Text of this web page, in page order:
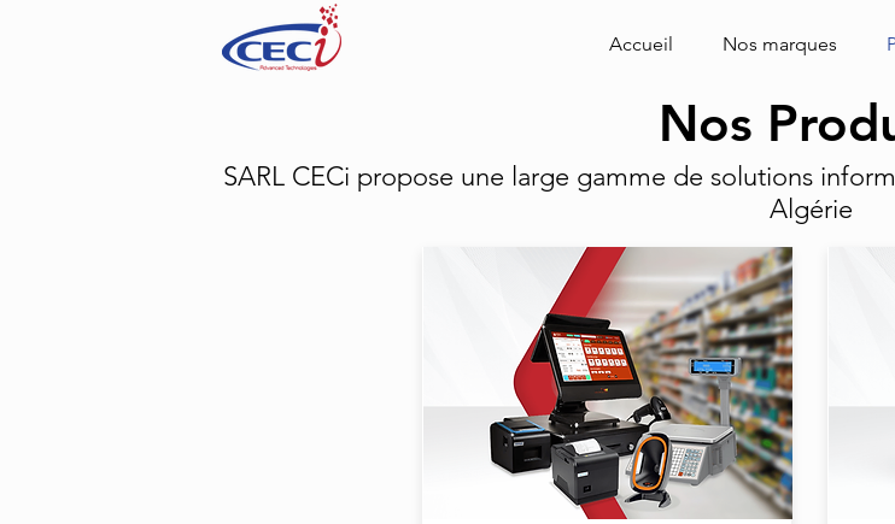
Accueil Nos marques
Nos
SARL CECi propose une large gamme de solutions
Algérie